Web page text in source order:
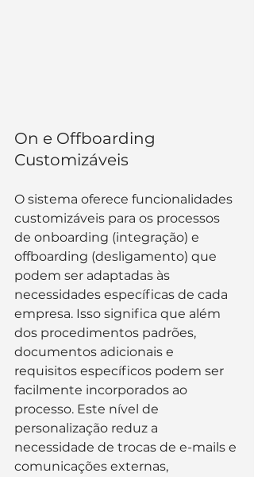
On e Offboarding
Customizáveis
O sistema oferece funcionalidades
customizáveis para os processos
de onboarding (integração) e
offboarding (desligamento) que
podem ser adaptadas às
necessidades específicas de cada
empresa. Isso significa que além
dos procedimentos padrões,
documentos adicionais e
requisitos específicos podem ser
facilmente incorporados ao
processo. Este nível de
personalização reduz a
necessidade de trocas de e-mails e
comunicações externas,